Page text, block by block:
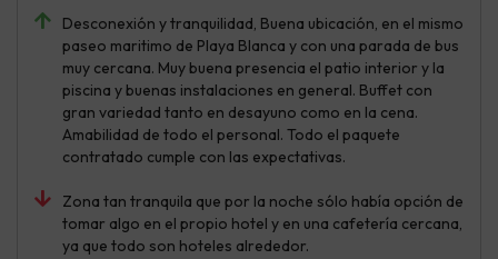
Desconexión y tranquilidad, Buena ubicación, en el mismo
paseo maritimo de Playa Blanca y con una parada de bus
muy cercana. Muy buena presencia el patio interior y la
piscina y buenas instalaciones en general. Buffet con
gran variedad tanto en desayuno como en la cena.
Amabilidad de todo el personal. Todo el paquete
contratado cumple con las expectativas.
Zona tan tranquila que por la noche sólo había opción de
tomar algo en el propio hotel y en una cafetería cercana,
ya que todo son hoteles alrededor.